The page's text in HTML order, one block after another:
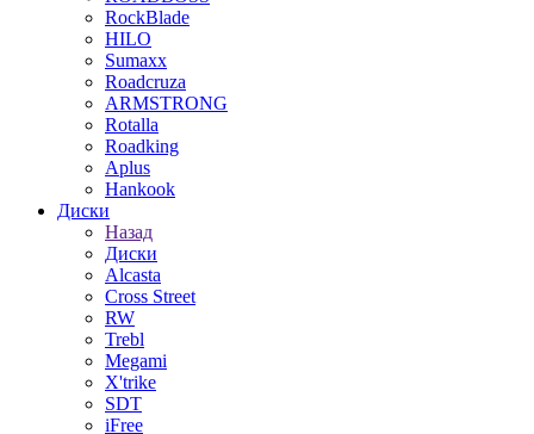
RockBlade
HILO
Sumaxx
Roadcruza
ARMSTRONG
Rotalla
Roadking
Aplus
Hankook
Диски
Назад
Диски
Alcasta
Cross Street
RW
Trebl
Megami
X'trike
SDT
iFree